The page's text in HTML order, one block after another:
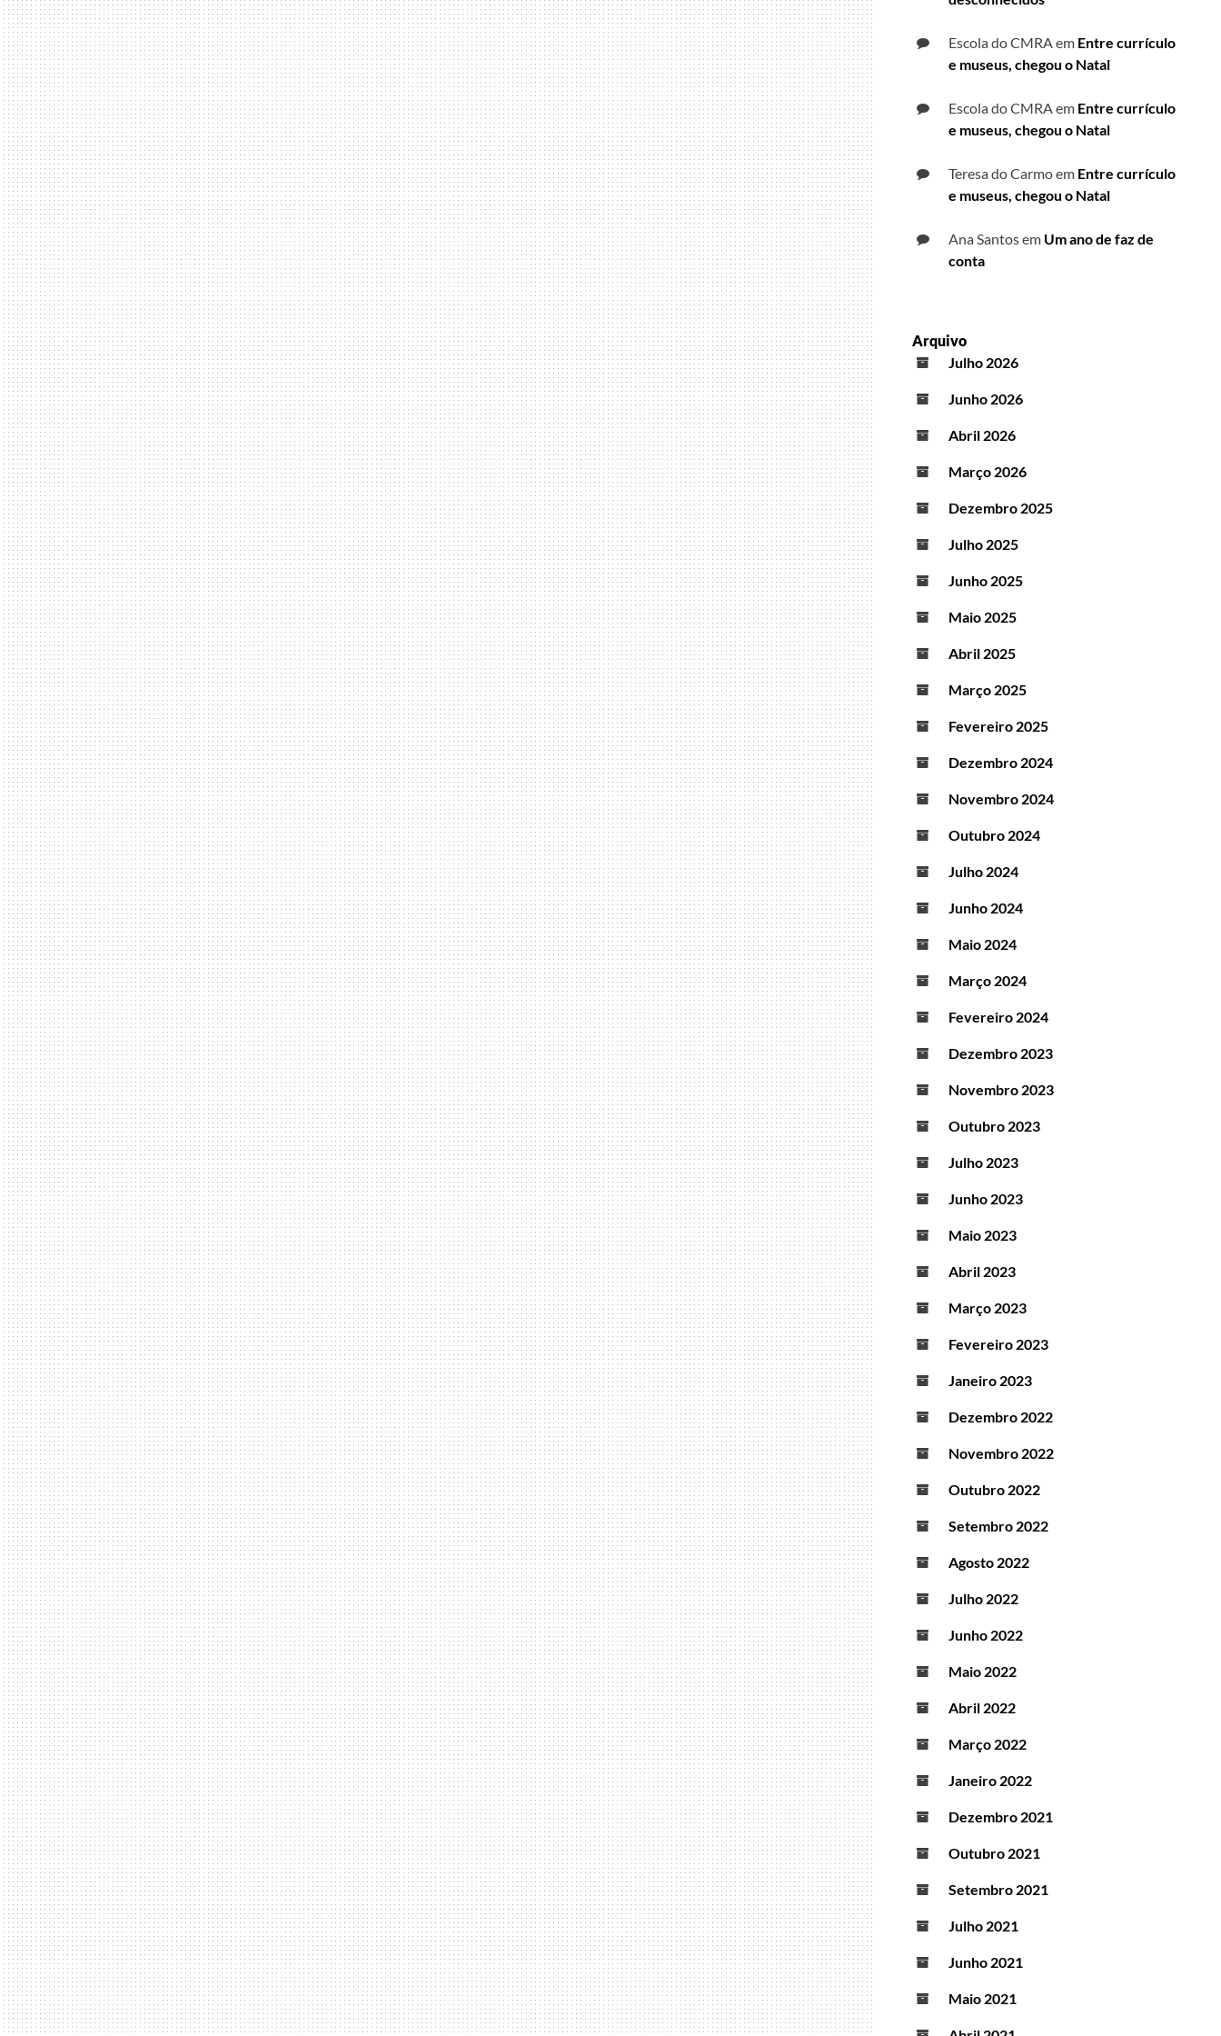
Escola do CMRAem Entre currículo
e museus, chegou o Natal
Escola do CMRAem Entre currículo
e museus, chegou o Natal
Teresa do Carmoem Entre currículo
e museus, chegou o Natal
Ana Santosem Um ano de faz de
conta
Arquivo
Julho 2026
Junho 2026
Abril 2026
Março 2026
Dezembro 2025
Julho 2025
Junho 2025
Maio 2025
Abril 2025
Março 2025
Fevereiro 2025
Dezembro 2024
Novembro 2024
Outubro 2024
Julho 2024
Junho 2024
Maio 2024
Março 2024
Fevereiro 2024
Dezembro 2023
Novembro 2023
Outubro 2023
Julho 2023
Junho 2023
Maio 2023
Abril 2023
Março 2023
Fevereiro 2023
Janeiro 2023
Dezembro 2022
Novembro 2022
Outubro 2022
Setembro 2022
Agosto 2022
Julho 2022
Junho 2022
Maio 2022
Abril 2022
Março 2022
Janeiro 2022
Dezembro 2021
Outubro 2021
Setembro 2021
Julho 2021
Junho 2021
Maio 2021